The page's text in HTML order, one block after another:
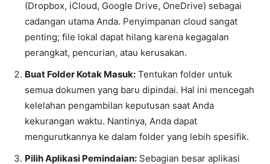
(Dropbox, iCloud, Google Drive, OneDrive) sebagai
cadangan utama Anda. Penyimpanan cloud sangat
penting; file lokal dapat hilang karena kegagalan
perangkat, pencurian, atau kerusakan.
Buat Folder Kotak Masuk: Tentukan folder untuk
semua dokumen yang baru dipindai. Hal ini mencegah
kelelahan pengambilan keputusan saat Anda
kekurangan waktu. Nantinya, Anda dapat
mengurutkannya ke dalam folder yang lebih spesifik.
Pilih Aplikasi Pemindaian: Sebagian besar aplikasi